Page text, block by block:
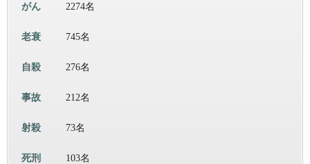
がん 2274名
老衰 745名
自殺 276名
事故 212名
射殺 73名
死刑 103名